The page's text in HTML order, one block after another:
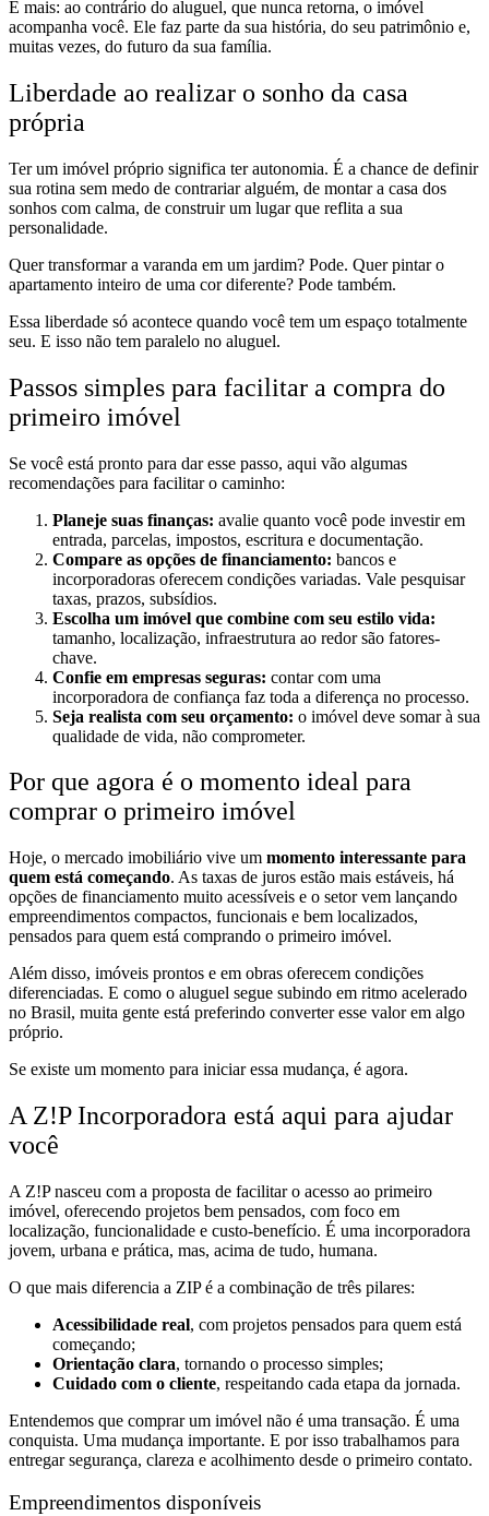
E mais: ao contrário do aluguel, que nunca retorna, o imóvel
acompanha você. Ele faz parte da sua história, do seu patrimônio e,
muitas vezes, do futuro da sua família.
Liberdade ao realizar o sonho da casa
própria
Ter um imóvel próprio significa ter autonomia. É a chance de definir
sua rotina sem medo de contrariar alguém, de montar a casa dos
sonhos com calma, de construir um lugar que reflita a sua
personalidade.
Quer transformar a varanda em um jardim? Pode. Quer pintar o
apartamento inteiro de uma cor diferente? Pode também.
Essa liberdade só acontece quando você tem um espaço totalmente
seu. E isso não tem paralelo no aluguel.
Passos simples para facilitar a compra do
primeiro imóvel
Se você está pronto para dar esse passo, aqui vão algumas
recomendações para facilitar o caminho:
Planeje suas finanças: avalie quanto você pode investir em
entrada, parcelas, impostos, escritura e documentação.
Compare as opções de financiamento: bancos e
incorporadoras oferecem condições variadas. Vale pesquisar
taxas, prazos, subsídios.
Escolha um imóvel que combine com seu estilo vida:
tamanho, localização, infraestrutura ao redor são fatores-
chave.
Confie em empresas seguras: contar com uma
incorporadora de confiança faz toda a diferença no processo.
Seja realista com seu orçamento: o imóvel deve somar à sua
qualidade de vida, não comprometer.
Por que agora é o momento ideal para
comprar o primeiro imóvel
Hoje, o mercado imobiliário vive um momento interessante para
quem está começando. As taxas de juros estão mais estáveis, há
opções de financiamento muito acessíveis e o setor vem lançando
empreendimentos compactos, funcionais e bem localizados,
pensados para quem está comprando o primeiro imóvel.
Além disso, imóveis prontos e em obras oferecem condições
diferenciadas. E como o aluguel segue subindo em ritmo acelerado
no Brasil, muita gente está preferindo converter esse valor em algo
próprio.
Se existe um momento para iniciar essa mudança, é agora.
A Z!P Incorporadora está aqui para ajudar
você
A Z!P nasceu com a proposta de facilitar o acesso ao primeiro
imóvel, oferecendo projetos bem pensados, com foco em
localização, funcionalidade e custo-benefício. É uma incorporadora
jovem, urbana e prática, mas, acima de tudo, humana.
O que mais diferencia a ZIP é a combinação de três pilares:
Acessibilidade real, com projetos pensados para quem está
começando;
Orientação clara, tornando o processo simples;
Cuidado com o cliente, respeitando cada etapa da jornada.
Entendemos que comprar um imóvel não é uma transação. É uma
conquista. Uma mudança importante. E por isso trabalhamos para
entregar segurança, clareza e acolhimento desde o primeiro contato.
Empreendimentos disponíveis